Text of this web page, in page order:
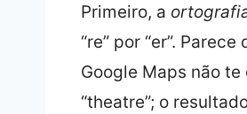
Primeiro, a
“re” por “er”.
Google Maps não
“theatre”; o